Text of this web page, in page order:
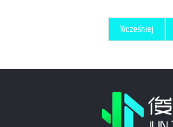
Wcześniej